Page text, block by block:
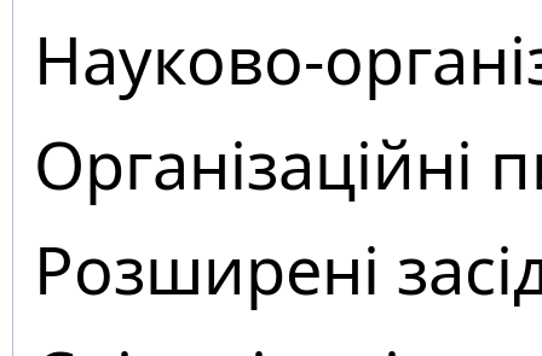
Науково-
Організаційні
Розширені